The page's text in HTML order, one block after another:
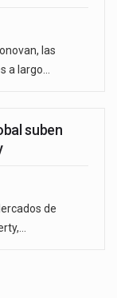
las
a largo…
suben
de